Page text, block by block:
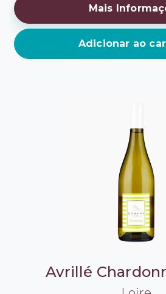
Mais
Adicionar ao
Avrillé